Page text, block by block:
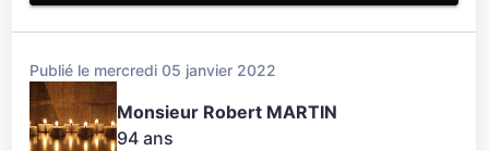
Publié le mercredi 05 janvier 2022
Monsieur Robert MARTIN
94 ans